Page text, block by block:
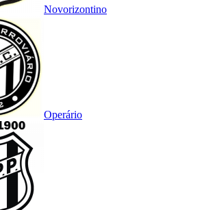
Novorizontino
Operário